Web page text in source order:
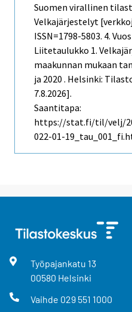
Suomen virallinen
Velkajärjestelyt
ISSN=1798-5803. 4.
Liitetaulukko 1.
maakunnan mukaan
ja 2020 . Helsinki:
7.8.2026].
Saantitapa:
https://stat.fi/til/velj/
022-01-
Työpajankatu 13
00580 Helsinki
Vaihde 029 551 1000